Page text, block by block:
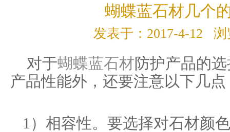
蝴蝶蓝石材几个
发表于：2017-4-12
对于蝴蝶蓝石材防护产品的
产品性能外，还要注意以下几点
1）相容性。要选择对石材颜